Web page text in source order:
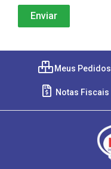
Meus Pedidos
Notas Fiscais